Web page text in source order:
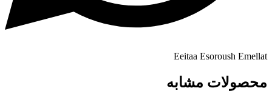
Eeitaa Esoroush Emellat
محصولات مشابه